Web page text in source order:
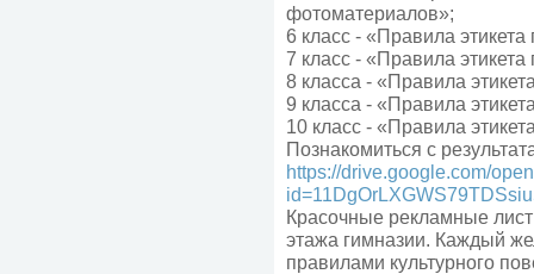
фотоматериалов»;
6 класс - «Правила
7 класс - «Правила
8 класса - «Правила
9 класса - «Правила
10 класс - «Правила
Познакомиться с
https://drive.google.com/
Красочные рекламные
этажа гимназии. Каждый
правилами культурного